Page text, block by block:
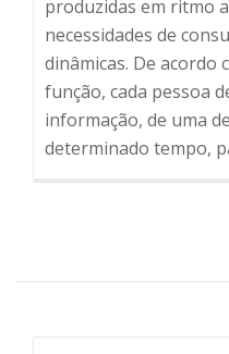
produzidas em ritmo
necessidades de
dinâmicas. De acordo
função, cada pessoa
informação, de uma
determinado tempo,